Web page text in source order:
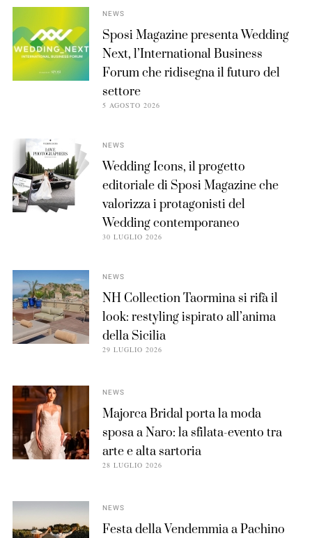
NEWS
Sposi Magazine presenta Wedding
Next, l’International Business
Forum che ridisegna il futuro del
settore
5 AGOSTO 2026
NEWS
Wedding Icons, il progetto
editoriale di Sposi Magazine che
valorizza i protagonisti del
Wedding contemporaneo
30 LUGLIO 2026
NEWS
NH Collection Taormina si rifà il
look: restyling ispirato all’anima
della Sicilia
29 LUGLIO 2026
NEWS
Majorca Bridal porta la moda
sposa a Naro: la sfilata-evento tra
arte e alta sartoria
28 LUGLIO 2026
NEWS
Festa della Vendemmia a Pachino